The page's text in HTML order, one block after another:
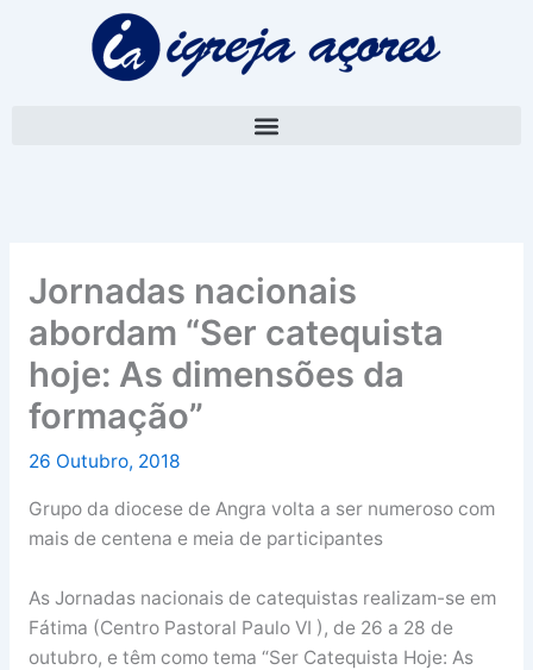
Jornadas nacionais
abordam “Ser catequista
hoje: As dimensões da
formação”
26 Outubro, 2018
Grupo da diocese de Angra volta a ser numeroso com
mais de centena e meia de participantes
As Jornadas nacionais de catequistas realizam-se em
Fátima (Centro Pastoral Paulo VI ), de 26 a 28 de
outubro, e têm como tema “Ser Catequista Hoje: As